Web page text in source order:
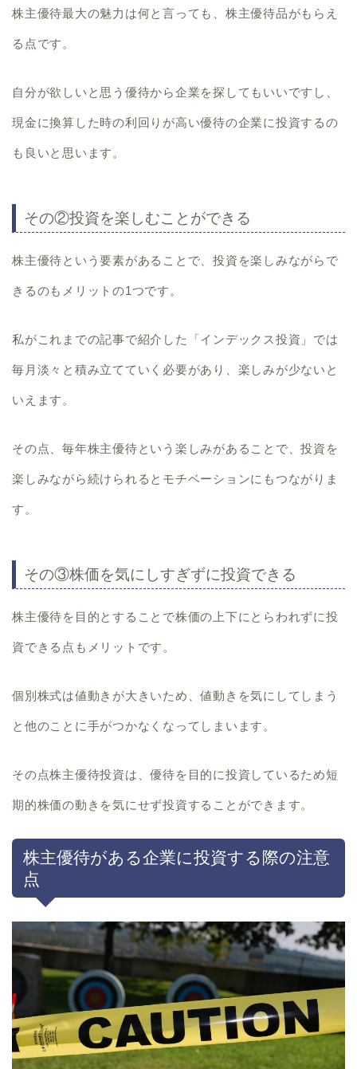
株主優待最大の魅力は何と言っても、 株主優待品がもらえ
る 点です。
自分が欲しいと思う優待から企業を探してもいいですし、
現金に換算した時の利回りが高い優待の企業に投資するの
も良いと思います。
その②投資を楽しむことができる
株主優待という要素があることで、投資を楽しみながらで
きるのもメリットの1つです。
私がこれまでの記事で紹介した 「インデックス投資」 では
毎月淡々と積み立てていく必要があり、楽しみが少ないと
いえます。
その点、毎年株主優待という楽しみがあることで、投資を
楽しみながら続けられるとモチベーションにもつながりま
す。
その③株価を気にしすぎずに投資できる
株主優待を目的とすることで株価の上下にとらわれずに投
資できる点もメリットです。
個別株式は値動きが大きいため、値動きを気にしてしまう
と他のことに手がつかなくなってしまいます。
その点株主優待投資は、優待を目的に投資しているため短
期的株価の動きを気にせず投資することができます。
株主優待がある企業に投資する際の注意
点